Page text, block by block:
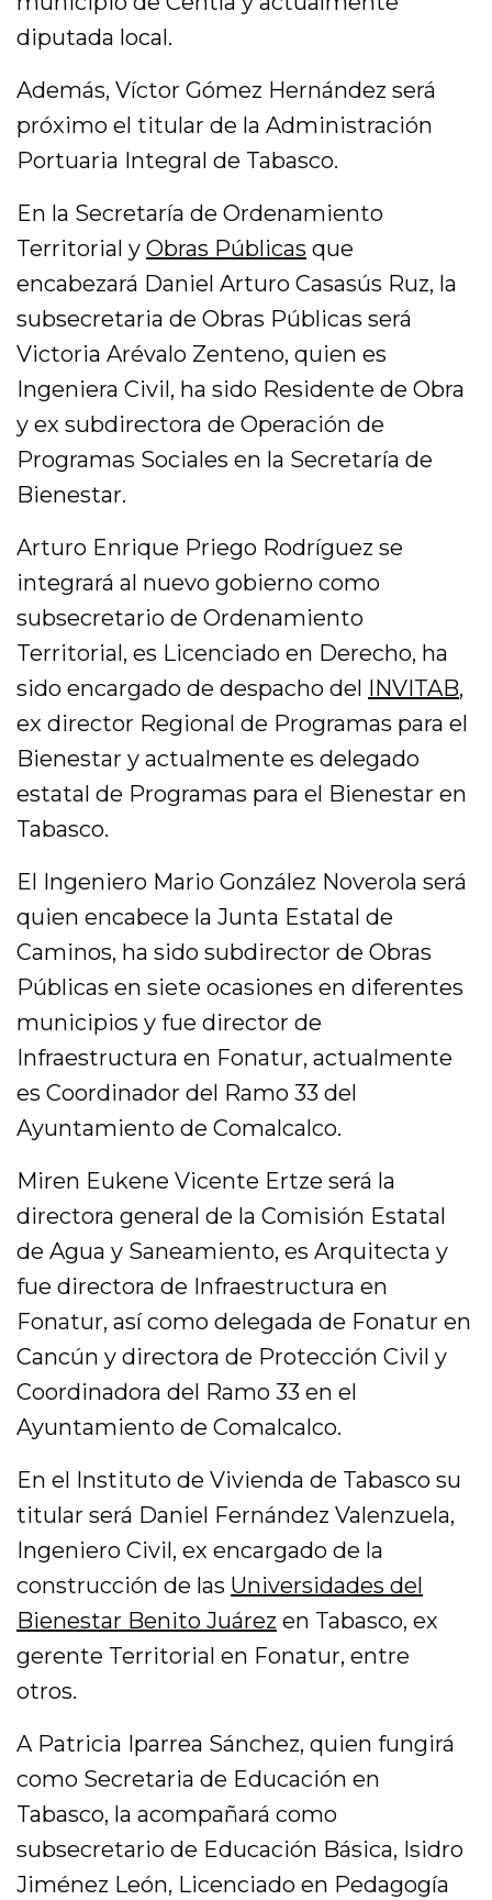
diputada local.
Además, Víctor Gómez Hernández será
próximo el titular de la Administración
Portuaria Integral de Tabasco.
En la Secretaría de Ordenamiento
Territorial yObras Públicas que
encabezará Daniel Arturo Casasús Ruz, la
subsecretaria de Obras Públicas será
Victoria Arévalo Zenteno, quien es
Ingeniera Civil, ha sido Residente de Obra
y ex subdirectora de Operación de
Programas Sociales en la Secretaría de
Bienestar.
Arturo Enrique Priego Rodríguez se
integrará al nuevo gobierno como
subsecretario de Ordenamiento
Territorial, es Licenciado en Derecho, ha
sido encargado de despacho del
INVITAB,
ex director Regional de Programas para el
Bienestar y actualmente es delegado
estatal de Programas para el Bienestar en
Tabasco.
El Ingeniero Mario González Noverola será
quien encabece la Junta Estatal de
Caminos, ha sido subdirector de Obras
Públicas en siete ocasiones en diferentes
municipios y fue director de
Infraestructura en Fonatur, actualmente
es Coordinador del Ramo 33 del
Ayuntamiento de Comalcalco.
Miren Eukene Vicente Ertze será la
directora general de la Comisión Estatal
de Agua y Saneamiento, es Arquitecta y
fue directora de Infraestructura en
Fonatur, así como delegada de Fonatur en
Cancún y directora de Protección Civil y
Coordinadora del Ramo 33 en el
Ayuntamiento de Comalcalco.
En el Instituto de Vivienda de Tabasco su
titular será Daniel Fernández Valenzuela,
Ingeniero Civil, ex encargado de la
construcción de las Universidades del
Bienestar Benito Juárez en Tabasco, ex
gerente Territorial en Fonatur, entre
otros.
A Patricia Iparrea Sánchez, quien fungirá
como Secretaria de Educación en
Tabasco, la acompañará como
subsecretario de Educación Básica, Isidro
Jiménez León, Licenciado en Pedagogía